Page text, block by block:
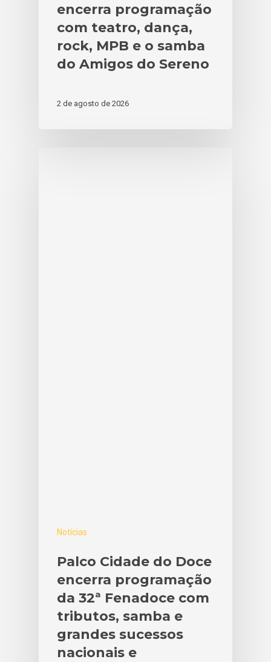
encerra programação
com teatro, dança,
rock, MPB e o samba
do Amigos do Sereno
2 de agosto de 2026
Notícias
Palco Cidade do Doce
encerra programação
da 32ª Fenadoce com
tributos, samba e
grandes sucessos
nacionais e